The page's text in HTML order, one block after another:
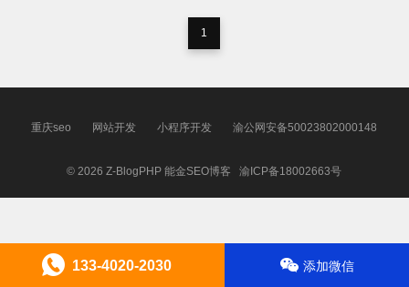
1
重庆seo 网站开发 小程序开发 渝公网安备50023802000148
© 2026Z-BlogPHP 能金SEO博客渝ICP备18002663号
133-4020-2030 添加微信